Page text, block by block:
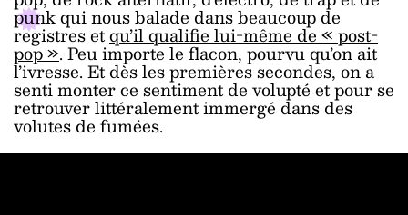
punk qui nous balade dans beaucoup de
registres etqu’il qualifie lui-même de « post-
pop ». Peu importe le flacon, pourvu qu’on ait
l’ivresse. Et dès les premières secondes, on a
senti monter ce sentiment de volupté et pour se
retrouver littéralement immergé dans des
volutes de fumées.